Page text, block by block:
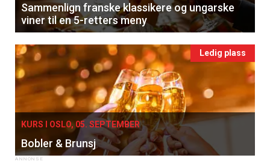
Sammenlign franske klassikere og ungarske
viner til en 5-retters meny
Ledig plass
KURS I OSLO, 05. SEPTEMBER
Bobler & Brunsj